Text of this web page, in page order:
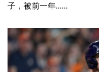
子，被前一年......